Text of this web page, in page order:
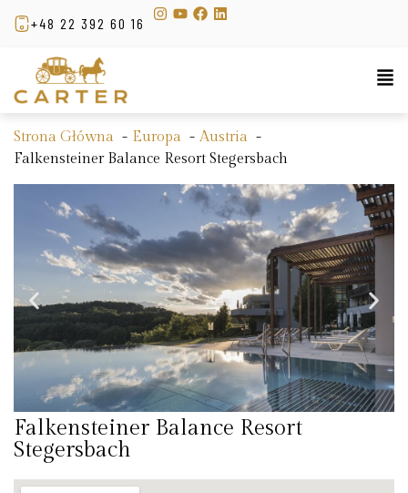
+48 22 392 60 16
Strona Główna Europa
Austria
Falkensteiner Balance Resort Stegersbach
Falkensteiner Balance Resort
Stegersbach